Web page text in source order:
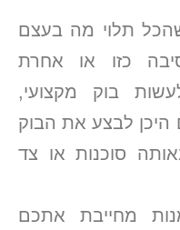
תלוי מה בעצם
כזו או אחרת
בוק מקצועי,
היכן לבצע את הבוק
סוכנות או צד
מחייבת אתכם